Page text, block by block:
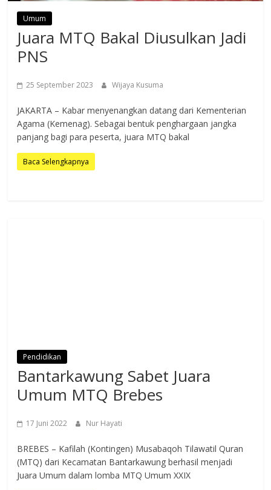
Umum
Juara MTQ Bakal Diusulkan Jadi
PNS
25 September 2023 Wijaya Kusuma
JAKARTA – Kabar menyenangkan datang dari Kementerian
Agama (Kemenag). Sebagai bentuk penghargaan jangka
panjang bagi para peserta, juara MTQ bakal
Baca Selengkapnya
Pendidikan
Bantarkawung Sabet Juara
Umum MTQ Brebes
17 Juni 2022 Nur Hayati
BREBES – Kafilah (Kontingen) Musabaqoh Tilawatil Quran
(MTQ) dari Kecamatan Bantarkawung berhasil menjadi
Juara Umum dalam lomba MTQ Umum XXIX